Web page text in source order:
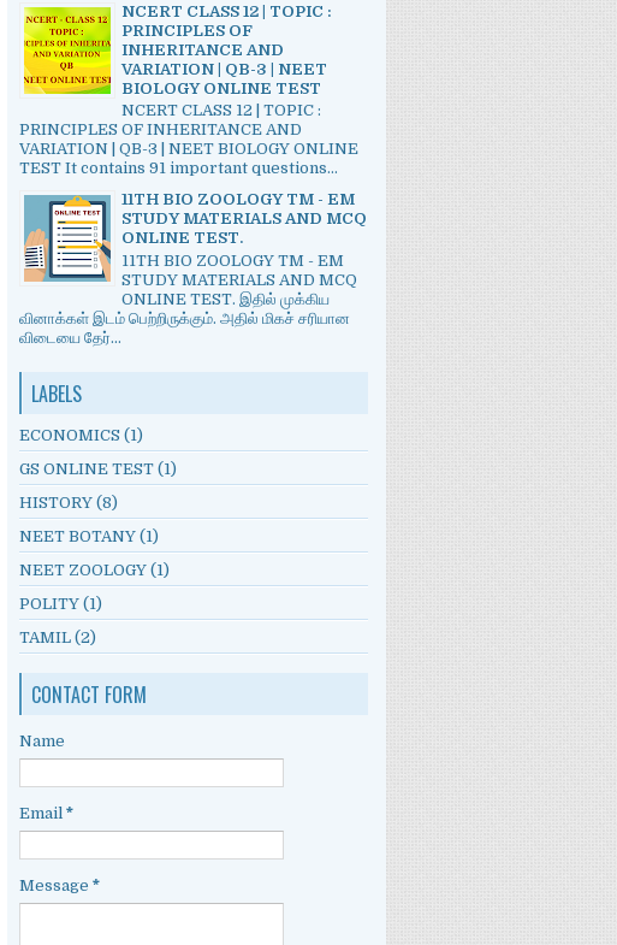
NCERT CLASS 12 | TOPIC :
PRINCIPLES OF
INHERITANCE AND
VARIATION | QB-3 | NEET
BIOLOGY ONLINE TEST
NCERT CLASS 12 | TOPIC :
PRINCIPLES OF INHERITANCE AND
VARIATION | QB-3 | NEET BIOLOGY ONLINE
TEST It contains 91 important questions...
11TH BIO ZOOLOGY TM - EM
STUDY MATERIALS AND MCQ
ONLINE TEST.
11TH BIO ZOOLOGY TM - EM
STUDY MATERIALS AND MCQ
ONLINE TEST. இதில் முக்கிய
வினாக்கள் இடம் பெற்றிருக்கும். அதில் மிகச் சரியான
விடையை தேர்...
LABELS
ECONOMICS (1)
GS ONLINE TEST (1)
HISTORY (8)
NEET BOTANY (1)
NEET ZOOLOGY (1)
POLITY (1)
TAMIL (2)
CONTACT FORM
Name
Email *
Message *